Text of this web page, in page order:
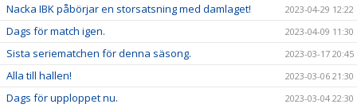
Nacka IBK påbörjar en storsatsning med damlaget! 2023-04-29 12:22
Dags för match igen. 2023-04-09 11:30
Sista seriematchen för denna säsong. 2023-03-17 20:45
Alla till hallen! 2023-03-06 21:30
Dags för upploppet nu. 2023-03-04 22:30